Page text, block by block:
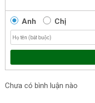
Anh Chị
Chưa có bình luận nào